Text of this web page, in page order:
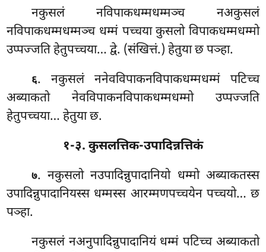
नकुसलं नविपाकधम्मधम्मञ्च नअकुसलं
नविपाकधम्मधम्मञ्च धम्मं पच्चया कुसलो विपाकधम्मधम्मो
उप्पज्जति हेतुपच्चया… द्वे. (संखित्तं.) हेतुया छ पञ्हा.
६. नकुसलं ननेवविपाकनविपाकधम्मधम्मं पटिच्च
अब्याकतो नेवविपाकनविपाकधम्मधम्मो उप्पज्जति
हेतुपच्चया… हेतुया छ.
१-३. कुसलत्तिक-उपादिन्नत्तिकं
७. नकुसलोनउपादिन्नुपादानियो धम्मो अब्याकतस्स
उपादिन्नुपादानियस्स धम्मस्स आरम्मणपच्चयेन पच्चयो… छ
पञ्हा.
नकुसलं नअनुपादिन्नुपादानियं धम्मं पटिच्च अब्याकतो